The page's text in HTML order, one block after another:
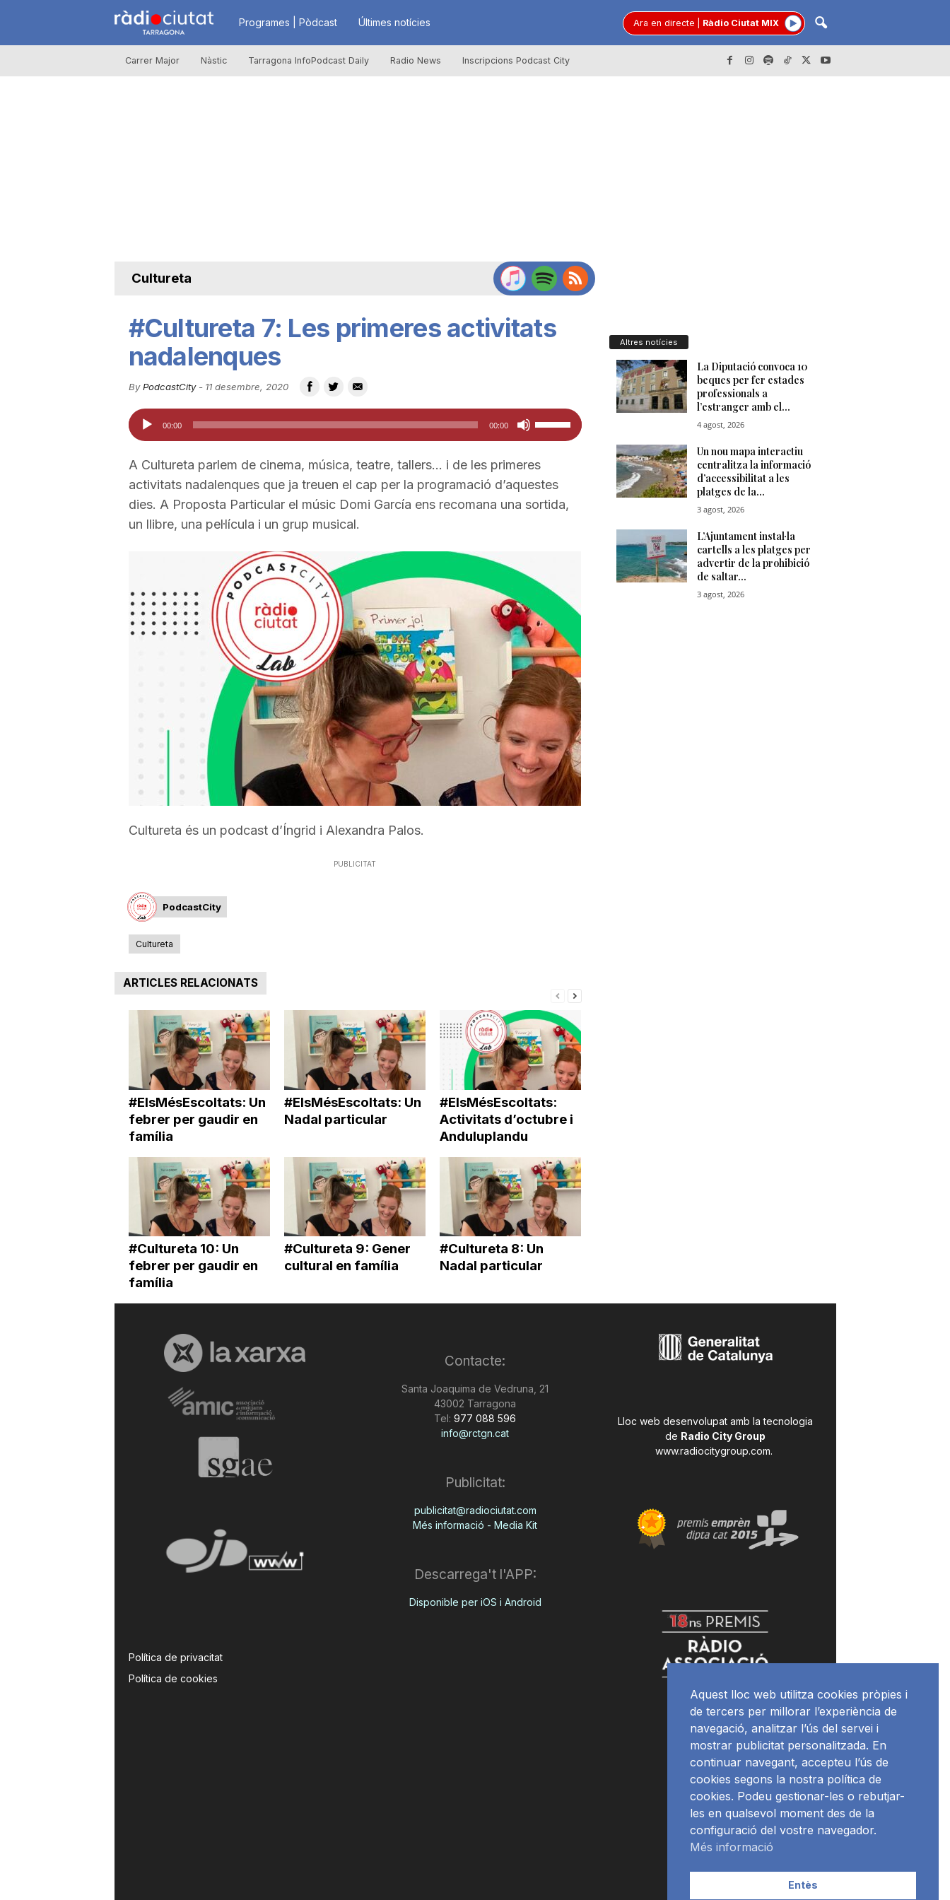
R
à
u
a
d
T
g
a
Programes | Pòdcast Últimes notícies Ara en directe Ràdio Ciutat MIX
Carrer Major Nàstic Tarragona InfoPodcast Daily Radio News Inscripcions Podcast City
Cultureta
#Cultureta 7: Les primeres activitats
nadalenques
By PodcastCity- 11 desembre, 2020
Reproductor
d'àudio
00:00 00:00
Feu
servir
les
tecles
de
avall
per
a
incrementar
o
disminuir
el
volum.
A Cultureta parlem de cinema, música, teatre, tallers… i de les primeres
activitats nadalenques que ja treuen el cap per la programació d’aquestes
dies. A Proposta Particular el músic Domi García ens recomana una sortida,
un llibre, una pel·lícula i un grup musical.
Cultureta és un podcast d’Íngrid i Alexandra Palos.
PUBLICITAT
PodcastCity
Cultureta
ARTICLES RELACIONATS
#ElsMésEscoltats: Un
febrer per gaudir en
família
#ElsMésEscoltats: Un
Nadal particular
#ElsMésEscoltats:
Activitats d’octubre i
Anduluplandu
#Cultureta 10: Un
febrer per gaudir en
família
#Cultureta 9: Gener
cultural en família
#Cultureta 8: Un
Nadal particular
Altres notícies
Política de privacitat
Política de cookies
Contacte:
Santa Joaquima de Vedruna, 21
43002 Tarragona
Tel: 977 088 596
info@rctgn.cat
Publicitat:
publicitat@radiociutat.com
Més informació - Media Kit
Descarrega't l'APP:
Disponible per iOS i Android
Lloc web desenvolupat amb la tecnologia
de Radio City Group
www.radiocitygroup.com.
Aquest lloc web utilitza cookies pròpies i
de tercers per millorar l’experiència de
navegació, analitzar l’ús del servei i
mostrar publicitat personalitzada. En
continuar navegant, accepteu l’ús de
cookies segons la nostra política de
cookies. Podeu gestionar-les o rebutjar-
les en qualsevol moment des de la
configuració del vostre navegador.
Més informació
Entès